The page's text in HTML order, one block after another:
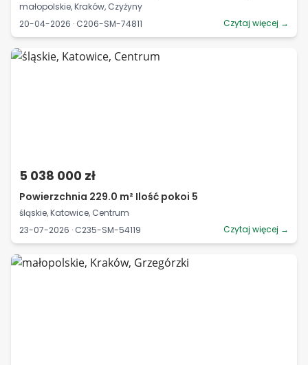
małopolskie, Kraków, Czyżyny
20-04-2026 · C206-SM-74811
Czytaj więcej →
5 038 000 zł
Powierzchnia 229.0 m² Ilość pokoi 5
śląskie, Katowice, Centrum
23-07-2026 · C235-SM-54119
Czytaj więcej →